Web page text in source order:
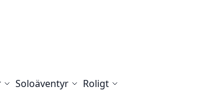
Soloäventyr Roligt